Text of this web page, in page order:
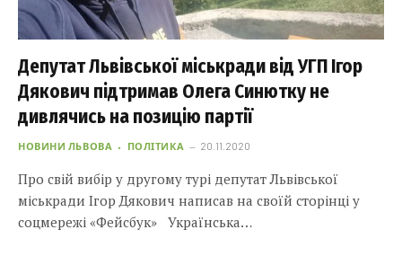
Депутат Львівської міськради від УГП Ігор
Дякович підтримав Олега Синютку не
дивлячись на позицію партії
НОВИНИ ЛЬВОВА ПОЛІТИКА 20.11.2020
Про свій вибір у другому турі депутат Львівської
міськради Ігор Дякович написав на своїй сторінці у
соцмережі «Фейсбук» Українська…